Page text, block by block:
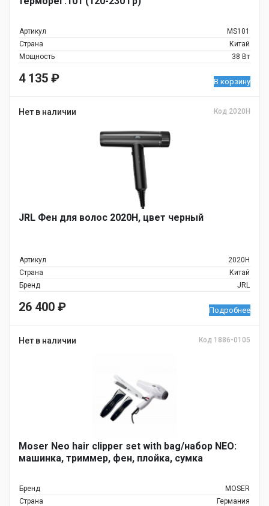
Артикул
MS101
Страна
Китай
Мощность
38 Вт
4 135 ₽ В корзину
Нет в наличии Код 2020H
JRL Фен для волос 2020H, цвет черный
Артикул
2020H
Страна
Китай
Бренд
JRL
26 400 ₽ Подробнее
Нет в наличии Код 1886-0105
Moser Neo hair clipper set with bag/набор NEO:
машинка, триммер, фен, плойка, сумка
Бренд
MOSER
Страна
Германия